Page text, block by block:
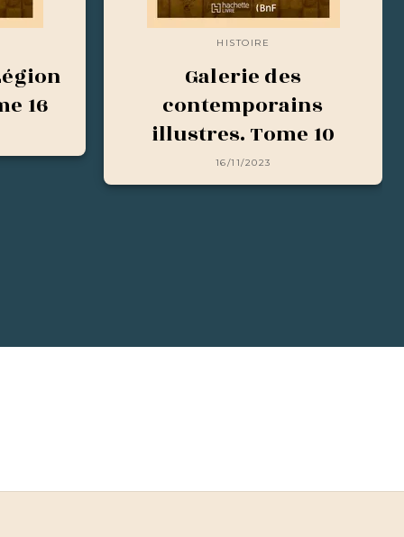
16
HISTOIRE
Galerie des
contemporains
illustres. Tome 10
16/11/2023